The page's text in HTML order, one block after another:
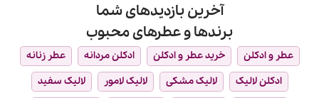
آخرین بازدیدهای شما
برندها و عطرهای محبوب
عطر و ادکلن خرید عطر و ادکلن ادکلن مردانه
عطر زنانه
ادکلن لالیک
لالیک مشکی لالیک لامور
لالیک سفید